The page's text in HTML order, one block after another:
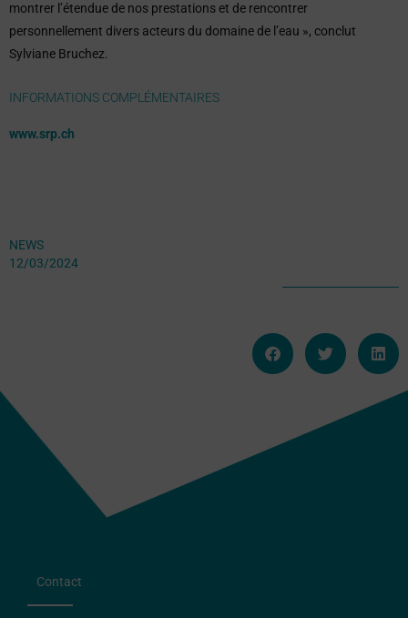
montrer l’étendue de nos prestations et de rencontrer
personnellement divers acteurs du domaine de l’eau », conclut
Sylviane Bruchez.
INFORMATIONS COMPLÉMENTAIRES
www.srp.ch
NEWS
12/03/2024
Contact